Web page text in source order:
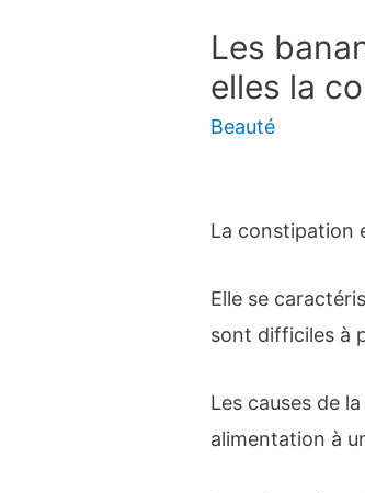
Les
elles la
Beauté
La constipation
Elle se
sont difficiles à
Les causes de
alimentation à